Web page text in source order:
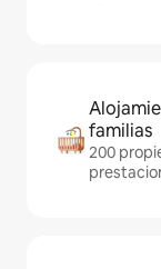
familias
200